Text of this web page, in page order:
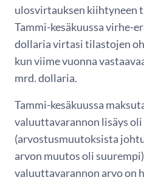
ulosvirtauksen kiihtyneen
Tammi-kesäkuussa virhe-
dollaria virtasi tilastojen
kun viime vuonna
mrd. dollaria.
Tammi-kesäkuussa
valuuttavarannon lisäys
(arvostusmuutoksista
arvon muutos oli
valuuttavarannon arvo on